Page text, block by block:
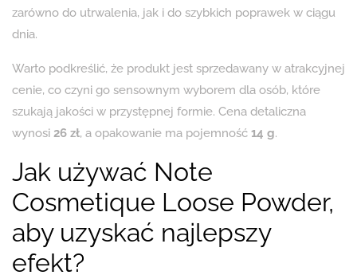
zarówno do utrwalenia, jak i do szybkich poprawek w ciągu
dnia.
Warto podkreślić, że produkt jest sprzedawany w atrakcyjnej
cenie, co czyni go sensownym wyborem dla osób, które
szukają jakości w przystępnej formie. Cena detaliczna
wynosi 26 zł, a opakowanie ma pojemność 14 g.
Jak używać Note
Cosmetique Loose Powder,
aby uzyskać najlepszy
efekt?